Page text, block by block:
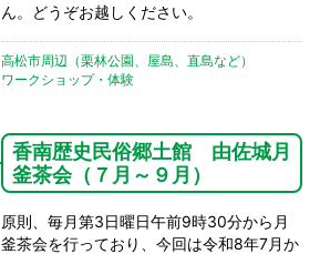
ん。どうぞお越しください。
高松市周辺（栗林公園、屋島、直島など）
ワークショップ・体験
香南歴史民俗郷土館 由佐城月
釜茶会（７月～９月）
原則、毎月第3日曜日午前9時30分から月
釜茶会を行っており、今回は令和8年7月か